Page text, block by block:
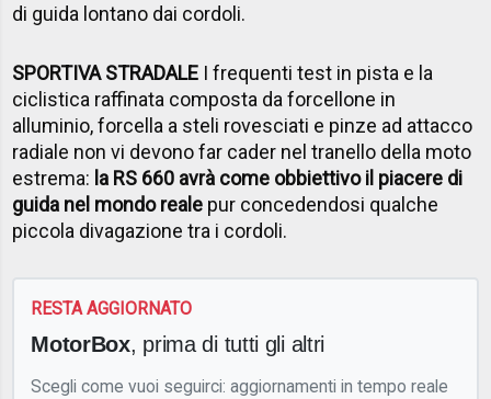
di guida lontano dai cordoli.
SPORTIVA STRADALE I frequenti test in pista e la
ciclistica raffinata composta da forcellone in
alluminio, forcella a steli rovesciati e pinze ad attacco
radiale non vi devono far cader nel tranello della moto
estrema: la RS 660 avrà come obbiettivo il piacere di
guida nel mondo reale pur concedendosi qualche
piccola divagazione tra i cordoli.
RESTA AGGIORNATO
MotorBox, prima di tutti gli altri
Scegli come vuoi seguirci: aggiornamenti in tempo reale